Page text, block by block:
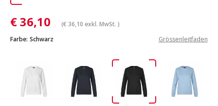
€ 36,10 (€ 36,10 exkl. MwSt. )
Farbe: Schwarz Grössenleitfaden